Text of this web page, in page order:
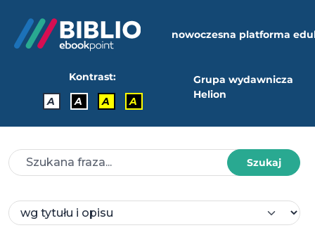
nowoczesna platforma
Kontrast:
A
A A A
Grupa wydawnicza
Helion
Szukaj